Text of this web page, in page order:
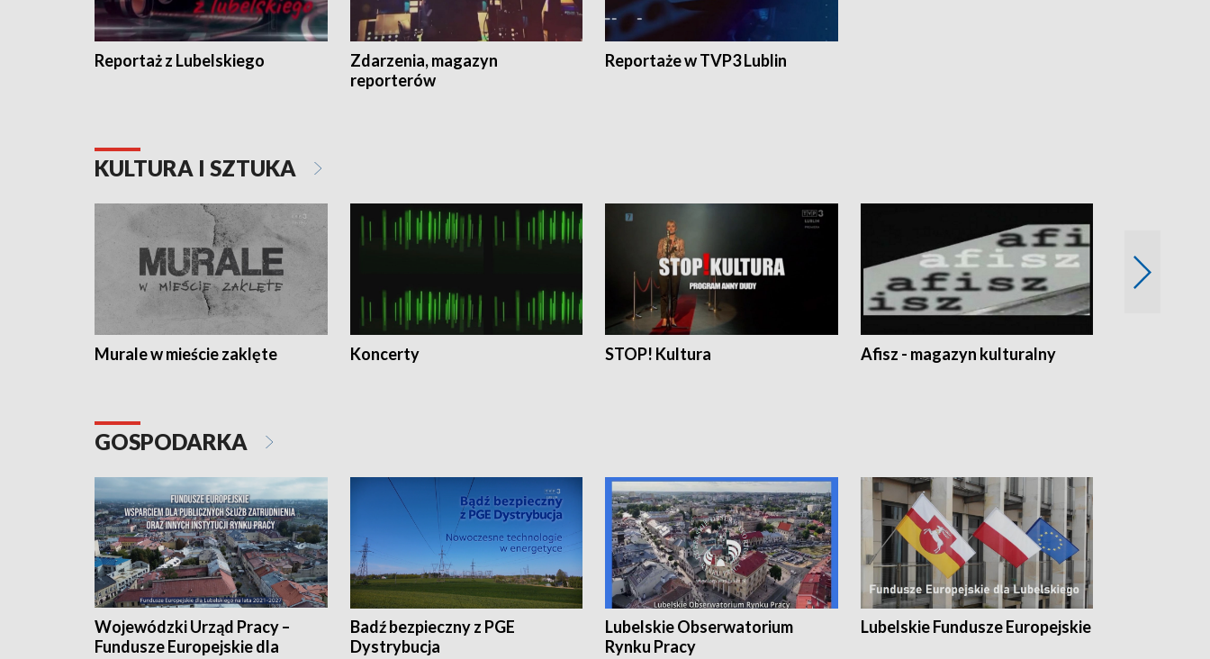
Reportaż z Lubelskiego
Zdarzenia, magazyn
reporterów
Reportaże w TVP3 Lublin
KULTURA I SZTUKA
Murale w mieście zaklęte Koncerty STOP! Kultura Afisz - magazyn kulturalny
GOSPODARKA
Wojewódzki Urząd Pracy –
Fundusze Europejskie dla
Badź bezpieczny z PGE
Dystrybucja
Lubelskie Obserwatorium
Rynku Pracy
Lubelskie Fundusze Europejskie